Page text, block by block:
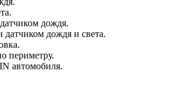
дождя.
датчиком дождя и света.
периметру.
автомобиля.